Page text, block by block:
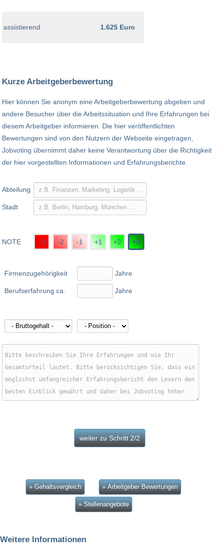
assistierend 1.625 Euro
Kurze Arbeitgeberbewertung
Hier können Sie anonym eine Arbeitgeberbewertung abgeben und
andere Besucher über die Arbeitssituation und Ihre Erfahrungen bei
diesem Arbeitgeber informieren. Die hier veröffentlichten
Bewertungen sind von den Nutzern der Webseite eingetragen,
Jobvoting übernimmt daher keine Verantwortung über die Richtigkeit
der hier vorgestellten Informationen und Erfahrungsberichte.
Abteilung
Stadt
NOTE -3 -2 -1 +1 +2 +3
Firmenzugehörigkeit
Berufserfahrung ca.
Jahre
Jahre
» Gehaltsvergleich » Arbeitgeber Bewertungen
» Stellenangebote
Weitere Informationen